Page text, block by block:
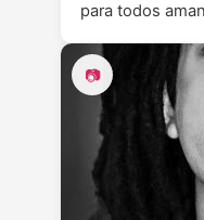
para todos
📷